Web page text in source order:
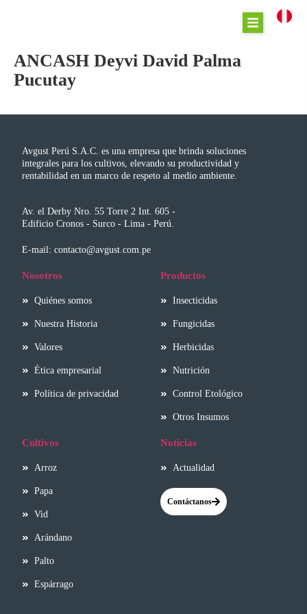
ANCASH Deyvi David Palma
Pucutay
Avgust Perú S.A.C. es una empresa que brinda soluciones
integrales para los cultivos, elevando su productividad y
rentabilidad en un marco de respeto al medio ambiente.
Av. el Derby Nro. 55 Torre 2 Int. 605 -
Edificio Cronos - Surco - Lima - Perú.
E-mail: contacto@avgust.com.pe
Nosotros
Quiénes somos
Nuestra Historia
Valores
Ética empresarial
Política de privacidad
Productos
Insecticidas
Fungicidas
Herbicidas
Nutrición
Control Etológico
Otros Insumos
Cultivos
Arroz
Papa
Vid
Arándano
Palto
Espárrago
Noticias
Actualidad
Contáctanos